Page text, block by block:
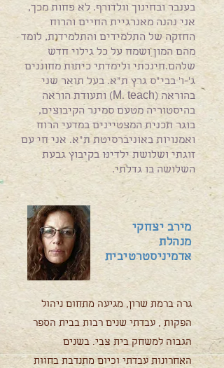
בענבר ובחינוך וולדורף. לא פחות מכך,
אני נהנה מאנרגיית החיים והרוח
החזקה של התלמידים והתלמידות, לומד
מהם המון ושמח על כל גילוי חדש
שלהם.חינכתי ולימדתי כיתות מחוננים
ג'-ו' בבי"ס גרץ ת"א. בעל תואר שני
בהוראה (M. teach) ותעודת הוראה
בהיסטוריה מטעם סמינר הקיבוצים,
בוגר תכנית המצטיינים במדעי הרוח
ואמנויות באוניברסיטת ת"א. אני חי עם
זוגתי ושלושת ילדינו בקיבוץ גבעת
השלושה בו גדלתי.
מירב יצחקי
מנהלת
אדמיניסטרטיבית
גרה ברמת שרון, מגיעה מתחום ניהול
הפקות , עבדתי שנים רבות בבית הספר
הגבוה למשחק בית צבי. בשנים
האחרונות עבדתי וכיום מתנדבת בחוות